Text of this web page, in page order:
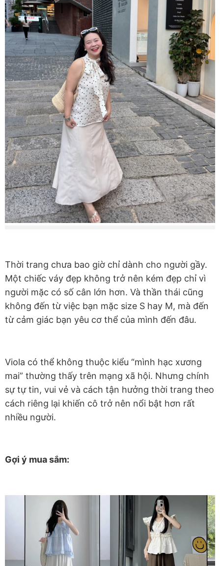
Thời trang chưa bao giờ chỉ dành cho người gầy.
Một chiếc váy đẹp không trở nên kém đẹp chỉ vì
người mặc có số cân lớn hơn. Và thần thái cũng
không đến từ việc bạn mặc size S hay M, mà đến
từ cảm giác bạn yêu cơ thể của mình đến đâu.
Viola có thể không thuộc kiểu “mình hạc xương
mai” thường thấy trên mạng xã hội. Nhưng chính
sự tự tin, vui vẻ và cách tận hưởng thời trang theo
cách riêng lại khiến cô trở nên nổi bật hơn rất
nhiều người.
Gợi ý mua sắm: